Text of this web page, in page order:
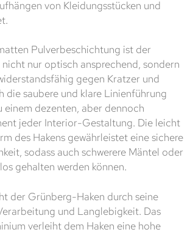
von Kleidungsstücken und
Pulverbeschichtung ist der
nur optisch ansprechend, sondern
gegen Kratzer und
die saubere und klare Linienführung
einem dezenten, aber dennoch
jeder Interior-Gestaltung. Die leicht
des Hakens gewährleistet eine sichere
sodass auch schwerere Mäntel oder
gehalten werden können.
der Grünberg-Haken durch seine
und Langlebigkeit. Das
verleiht dem Haken eine hohe